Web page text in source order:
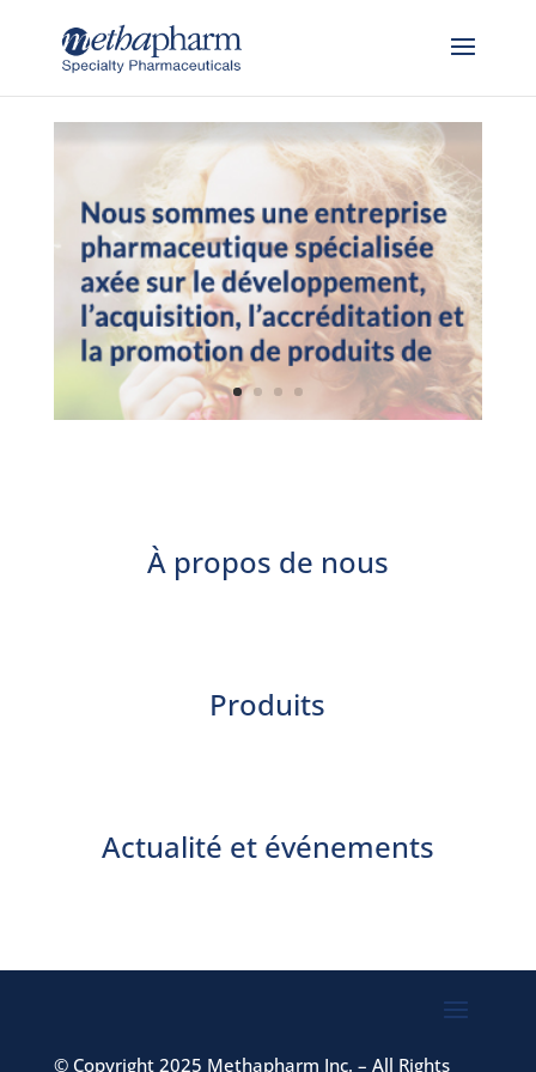
À propos de nous
Produits
Actualité et événements
©Copyright 2025 Methapharm Inc. – All Rights